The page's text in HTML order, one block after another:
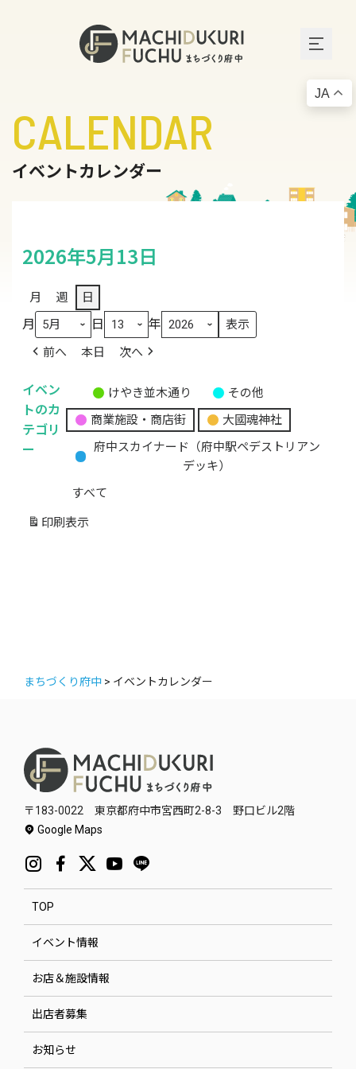
CALENDAR
イベントカレンダー
2026年5月13日
月 週 日
月 日 年
前へ 本日 次へ
イベン
トのカ
テゴリ
ー
題
カ
ゴ
リ
けやき並木通り
その他
商業施設・商店街
大國魂神社
府中スカイナード（府中駅ペデストリアン
デッキ）
すべて
印刷 表示
まちづくり府中 > イベントカレンダー
〒183-0022 東京都府中市宮西町2-8-3 野口ビル2階
Google Maps
TOP
イベント情報
お店＆施設情報
出店者募集
お知らせ
JA